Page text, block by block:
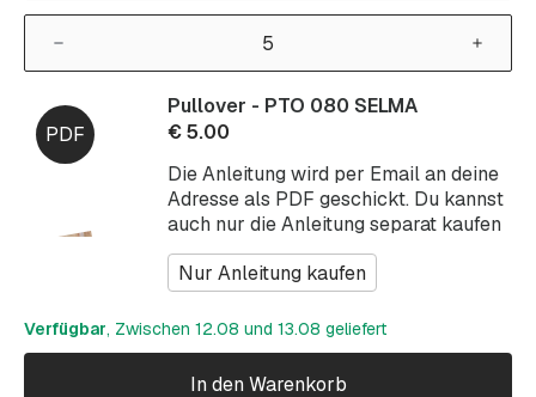
Die Anleitung wird per Email an deine
Adresse als PDF geschickt. Du kannst
auch nur die Anleitung separat kaufen
Nur Anleitung kaufen
Pullover - PTO 080 SELMA
€5.00
Verfügbar, Zwischen 12.08 und 13.08 geliefert
In den Warenkorb